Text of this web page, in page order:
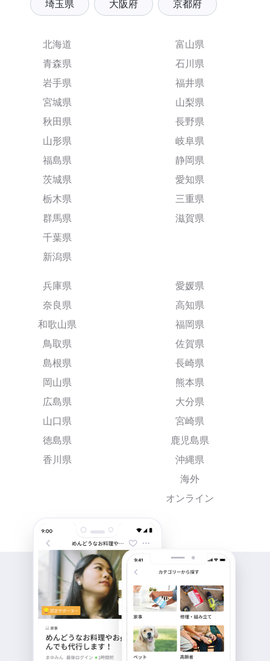
埼玉県 大阪府 京都府
北海道
青森県
岩手県
宮城県
秋田県
山形県
福島県
茨城県
栃木県
群馬県
千葉県
新潟県
富山県
石川県
福井県
山梨県
長野県
岐阜県
静岡県
愛知県
三重県
滋賀県
兵庫県
奈良県
和歌山県
鳥取県
島根県
岡山県
広島県
山口県
徳島県
香川県
愛媛県
高知県
福岡県
佐賀県
長崎県
熊本県
大分県
宮崎県
鹿児島県
沖縄県
海外
オンライン